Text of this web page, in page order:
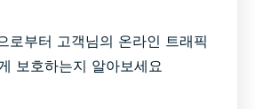
로부터 고객님의 온라인 트래픽
보호하는지 알아보세요